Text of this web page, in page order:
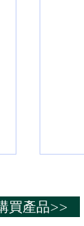
培）
買產品>>